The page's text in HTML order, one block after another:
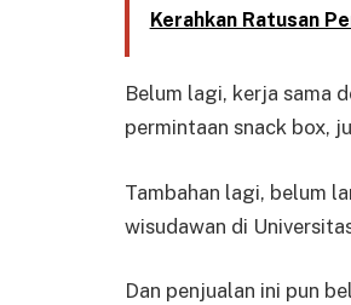
Kerahkan Ratusan
Belum lagi, kerja sama
permintaan snack box,
Tambahan lagi, belum
wisudawan di
Dan penjualan ini pun